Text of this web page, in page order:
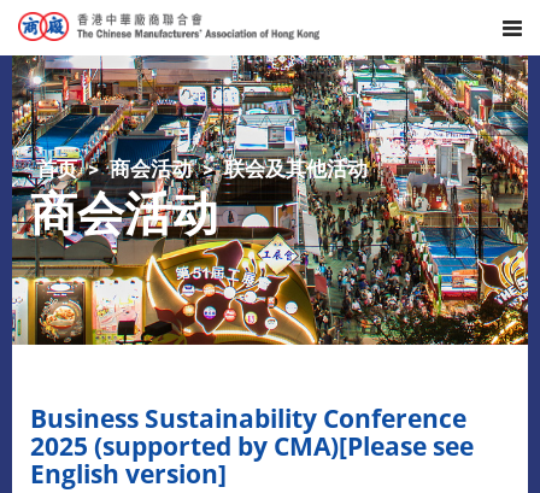
首页 商会活动 联会及其他活动
商会活动
Business Sustainability Conference
2025 (supported by CMA)[Please see
English version]